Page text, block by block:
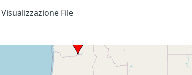
Visualizzazione File